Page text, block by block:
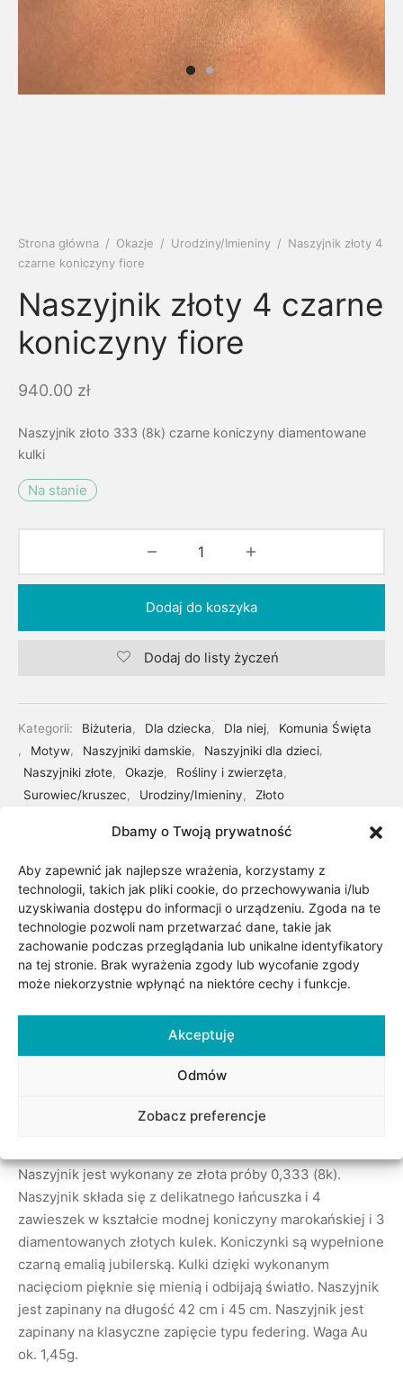
Dbamy o Twoją prywatność
Aby zapewnić jak najlepsze wrażenia, korzystamy z
technologii, takich jak pliki cookie, do przechowywania i/lub
uzyskiwania dostępu do informacji o urządzeniu. Zgoda na te
technologie pozwoli nam przetwarzać dane, takie jak
zachowanie podczas przeglądania lub unikalne identyfikatory
na tej stronie. Brak wyrażenia zgody lub wycofanie zgody
może niekorzystnie wpłynąć na niektóre cechy i funkcje.
Akceptuję
Odmów
Zobacz preferencje
Strona główna / Okazje / Urodziny/Imieniny / Naszyjnik złoty 4
czarne koniczyny fiore
Naszyjnik złoty 4 czarne
koniczyny fiore
940.00 zł
Naszyjnik złoto 333 (8k) czarne koniczyny diamentowane
kulki
Na stanie
Dodaj do koszyka
Dodaj do listy życzeń
Kategorii: Biżuteria, Dla dziecka, Dla niej,
Komunia Święta
,
Motyw, Naszyjniki damskie, Naszyjniki dla dzieci,
Naszyjniki złote, Okazje, Rośliny i zwierzęta,
Surowiec/kruszec, Urodziny/Imieniny,
Złoto
Udostępnij
Naszyjnik jest wykonany ze złota próby 0,333 (8k).
Naszyjnik składa się z delikatnego łańcuszka i 4
zawieszek w kształcie modnej koniczyny marokańskiej i 3
diamentowanych złotych kulek. Koniczynki są wypełnione
czarną emalią jubilerską. Kulki dzięki wykonanym
nacięciom pięknie się mienią i odbijają światło. Naszyjnik
jest zapinany na długość 42 cm i 45 cm. Naszyjnik jest
zapinany na klasyczne zapięcie typu federing. Waga Au
ok. 1,45g.